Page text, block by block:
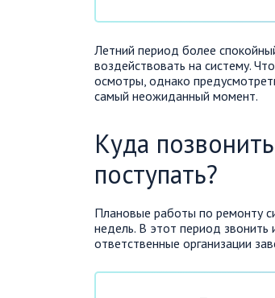
Летний период более
воздействовать на систему.
осмотры, однако
самый неожиданный момент.
Куда
поступать?
Плановые работы по ремонту
недель. В этот период звонить
ответственные организации